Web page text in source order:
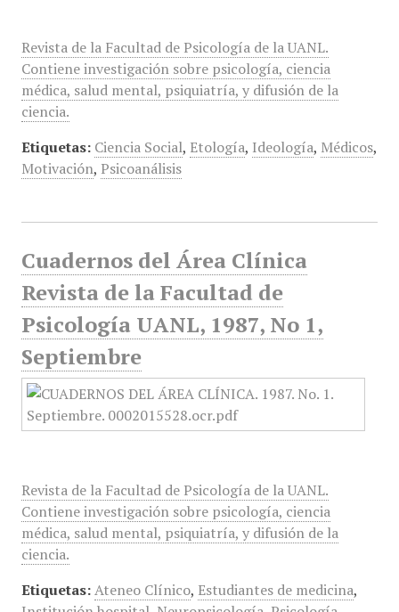
Revista de la Facultad de Psicología de la UANL.
Contiene investigación sobre psicología, ciencia
médica, salud mental, psiquiatría, y difusión de la
ciencia.
Etiquetas: Ciencia Social, Etología, Ideología, Médicos,
Motivación, Psicoanálisis
Cuadernos del Área Clínica
Revista de la Facultad de
Psicología UANL, 1987, No 1,
Septiembre
Revista de la Facultad de Psicología de la UANL.
Contiene investigación sobre psicología, ciencia
médica, salud mental, psiquiatría, y difusión de la
ciencia.
Etiquetas: Ateneo Clínico, Estudiantes de medicina,